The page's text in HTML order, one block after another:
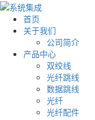
首页
关于我们
公司简介
产品中心
双绞线
光纤跳线
数据跳线
光纤
光纤配件